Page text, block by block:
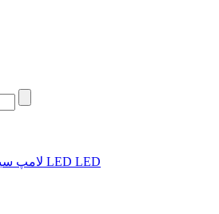
لامپ سیگنال معکوس ترمز LED LED